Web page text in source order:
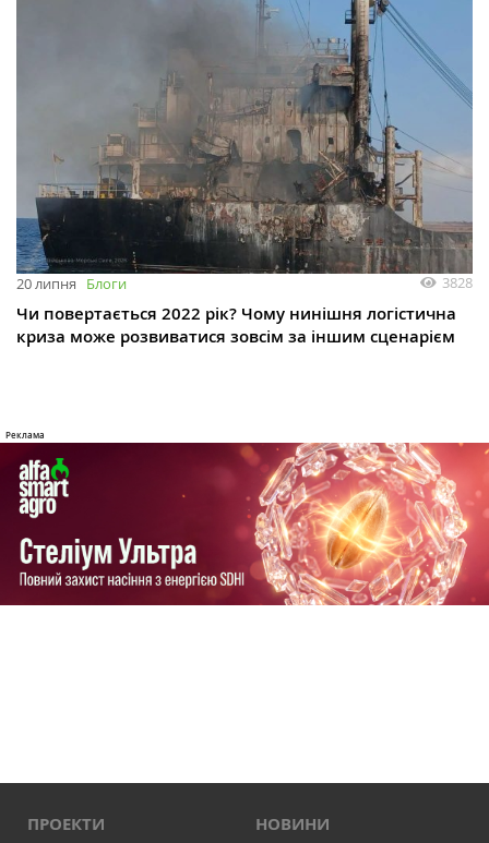
20 липня Блоги 3828
Чи повертається 2022 рік? Чому нинішня логістична
криза може розвиватися зовсім за іншим сценарієм
ПРОЕКТИ НОВИНИ